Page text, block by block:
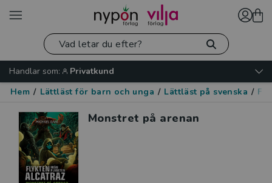
Handlar som:
Privatkund
Hem / Lättläst för barn och unga / Lättläst på svenska /
Monstret på arenan